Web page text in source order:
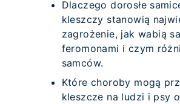
Dlaczego dorosłe
kleszczy stanowią
zagrożenie, jak wabią
feromonami i czym
samców.
Które choroby mogą
kleszcze na ludzi i psy